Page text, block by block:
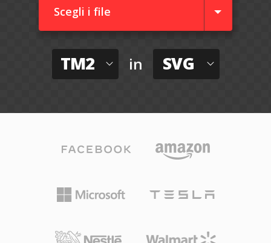
Scegli i file
TM2 in SVG